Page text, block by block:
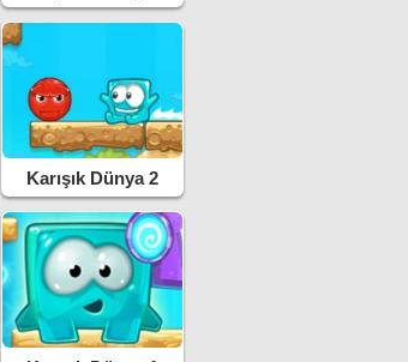
Karışık Dünya 2